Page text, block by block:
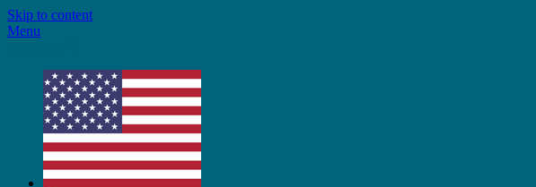
Skip to content
Menu